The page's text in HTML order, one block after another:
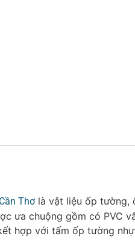
Thơlà vật liệu ốp tường,
ưa chuộng gồm có PVC
hợp với tấm ốp tường